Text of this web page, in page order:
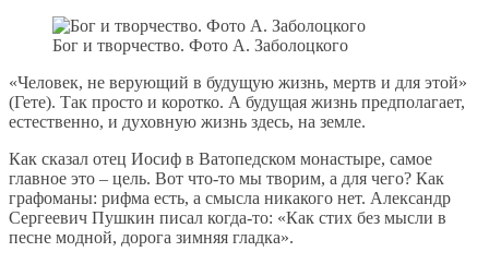
Бог и творчество. Фото А. Заболоцкого
«Человек, не верующий в будущую жизнь, мертв и для этой»
(Гете). Так просто и коротко. А будущая жизнь предполагает,
естественно, и духовную жизнь здесь, на земле.
Как сказал отец Иосиф в Ватопедском монастыре, самое
главное это – цель. Вот что-то мы творим, а для чего? Как
графоманы: рифма есть, а смысла никакого нет. Александр
Сергеевич Пушкин писал когда-то: «Как стих без мысли в
песне модной, дорога зимняя гладка».